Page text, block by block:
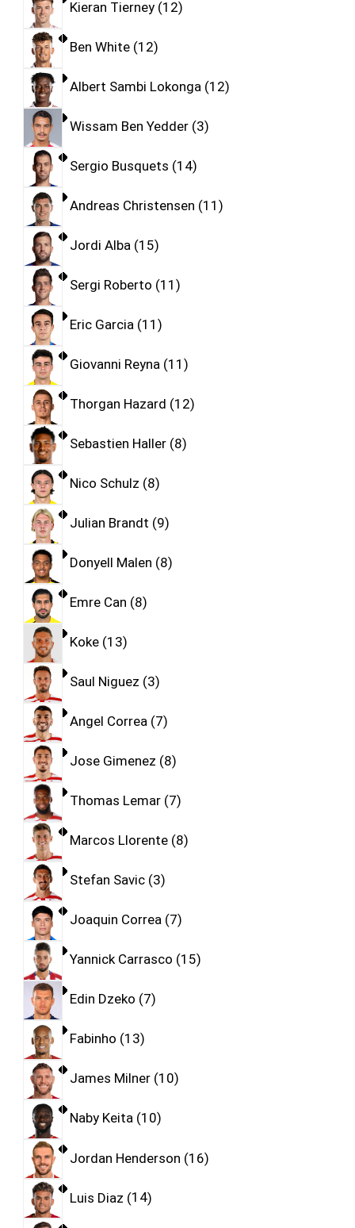
Kieran Tierney 12
Ben White 12
Albert Sambi Lokonga 12
Wissam Ben Yedder 3
Sergio Busquets 14
Andreas Christensen 11
Jordi Alba 15
Sergi Roberto 11
Eric Garcia 11
Giovanni Reyna 11
Thorgan Hazard 12
Sebastien Haller 8
Nico Schulz 8
Julian Brandt 9
Donyell Malen 8
Emre Can 8
Koke 13
Saul Niguez 3
Angel Correa 7
Jose Gimenez 8
Thomas Lemar 7
Marcos Llorente 8
Stefan Savic 3
Joaquin Correa 7
Yannick Carrasco 15
Edin Dzeko 7
Fabinho 13
James Milner 10
Naby Keita 10
Jordan Henderson 16
Luis Diaz 14